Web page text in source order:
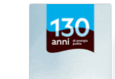
Attenzione! Esegui